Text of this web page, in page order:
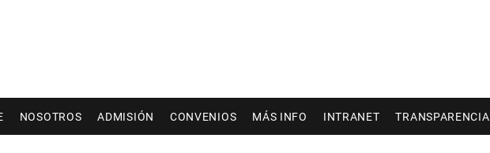
NOSOTROS ADMISIÓN CONVENIOS MÁS INFO INTRANET TRANSPARENCIA